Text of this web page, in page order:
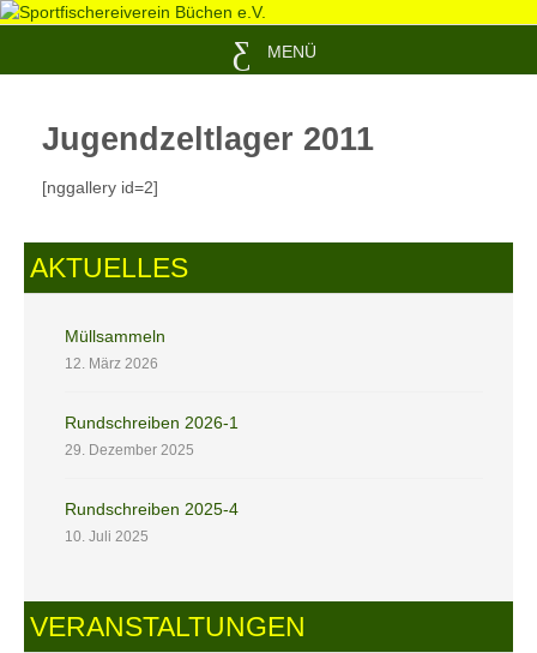
MENÜ
Jugendzeltlager 2011
[nggallery id=2]
AKTUELLES
Müllsammeln
12. März 2026
Rundschreiben 2026-1
29. Dezember 2025
Rundschreiben 2025-4
10. Juli 2025
VERANSTALTUNGEN